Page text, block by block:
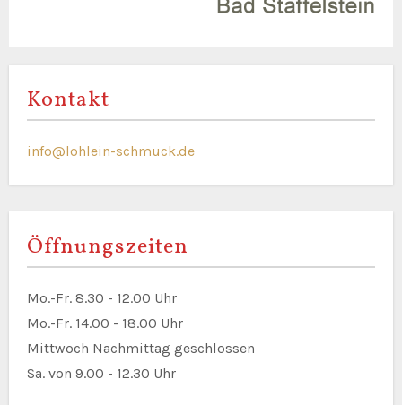
Kontakt
info@lohlein-schmuck.de
Öffnungszeiten
Mo.-Fr. 8.30 - 12.00 Uhr
Mo.-Fr. 14.00 - 18.00 Uhr
Mittwoch Nachmittag geschlossen
Sa. von 9.00 - 12.30 Uhr